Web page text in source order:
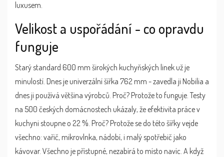
luxusem.
Velikost a uspořádání - co opravdu
funguje
Starý standard 600 mm širokých kuchyňských linek už je
minulostí. Dnes je univerzální šířka 762 mm - zavedla ji Nobilia a
dnes ji používá většina výrobců. Proč? Protože to funguje. Testy
na 500 českých domácnostech ukázaly, že efektivita práce v
kuchyni stoupne o 22 %. Proč? Protože se do této šířky vejde
všechno: vařič, mikrovlnka, nádobí, i malý spotřebič jako
kávovar. Všechno je přístupné, nezabírá to místo navíc. A když